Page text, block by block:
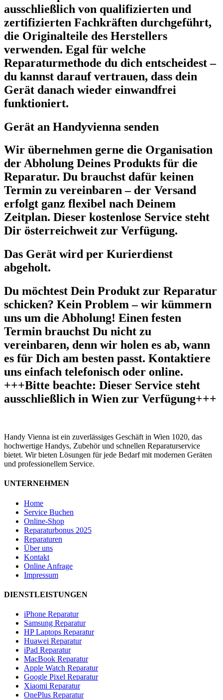
ausschließlich von qualifizierten und
zertifizierten Fachkräften durchgeführt,
die Originalteile des Herstellers
verwenden. Egal für welche
Reparaturmethode du dich entscheidest –
du kannst darauf vertrauen, dass dein
Gerät danach wieder einwandfrei
funktioniert.
Gerät an Handyvienna senden
Wir übernehmen gerne die Organisation
der Abholung Deines Produkts für die
Reparatur. Du brauchst dafür keinen
Termin zu vereinbaren – der Versand
erfolgt ganz flexibel nach Deinem
Zeitplan. Dieser kostenlose Service steht
Dir österreichweit zur Verfügung.
Das Gerät wird per Kurierdienst
abgeholt.
Du möchtest Dein Produkt zur Reparatur
schicken? Kein Problem – wir kümmern
uns um die Abholung! Einen festen
Termin brauchst Du nicht zu
vereinbaren, denn wir holen es ab, wann
es für Dich am besten passt. Kontaktiere
uns einfach telefonisch oder online.
+++Bitte beachte: Dieser Service steht
ausschließlich in Wien zur Verfügung+++
Handy Vienna ist ein zuverlässiges Geschäft in Wien 1020, das
hochwertige Handys, Zubehör und schnellen Reparaturservice
bietet. Wir bieten Lösungen für jede Bedarf mit modernen Geräten
und professionellem Service.
UNTERNEHMEN
Home
Service Buchen
Online-Shop
Reparaturbonus 2025
Reparaturen
Über uns
Kontakt
Online Anfrage
Impressum
DIENSTLEISTUNGEN
iPhone Reparatur
Samsung Reparatur
HP Laptops Reparatur
Huawei Reparatur
iPad Reparatur
MacBook Reparatur
Apple Watch Reparatur
Google Pixel Reparatur
Xiaomi Reparatur
OnePlus Reparatur